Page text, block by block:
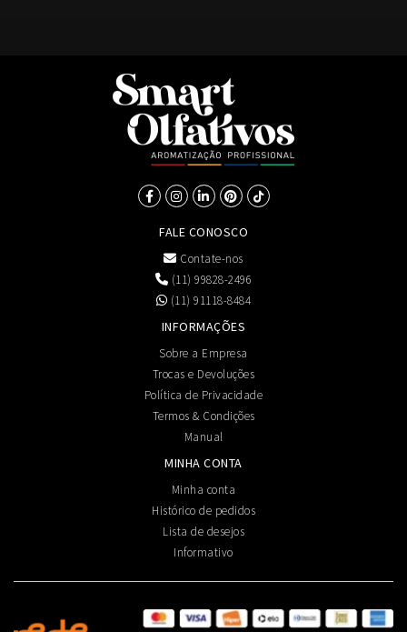
FALE CONOSCO
Contate-nos
(11) 99828-2496
(11) 91118-8484
INFORMAÇÕES
Sobre a Empresa
Trocas e Devoluções
Política de Privacidade
Termos & Condições
Manual
MINHA CONTA
Minha conta
Histórico de pedidos
Lista de desejos
Informativo